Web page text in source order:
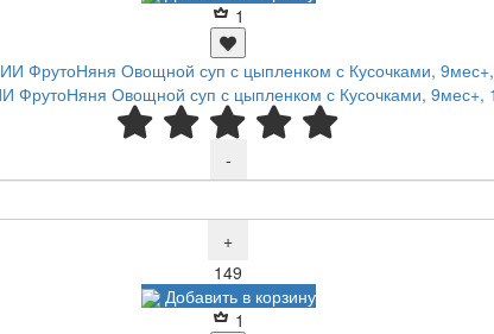
1
ФрутоНяня Овощной суп с цыпленком с Кусочками, 9мес+,
-
+
149
Добавить в корзину
1